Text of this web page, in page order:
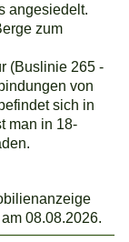
angesiedelt.
zum
(Buslinie 265 -
von
sich in
man in 18-
08.08.2026.